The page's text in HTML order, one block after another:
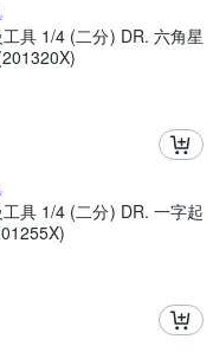
具 1/4 (二分) DR. 六角星
具 1/4 (二分) DR. 一字起